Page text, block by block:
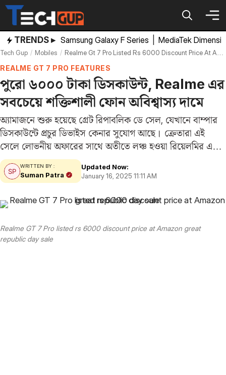
Skip
content
TRENDS ▸ Samsung Galaxy F Series MediaTek
Tech Gup Mobiles Realme Gt 7 Pro Listed Rs 6000 Discount Price At Amazon Great Republic Day Sale
REALME GT 7 PRO FEATURES
পুরো ৬০০০ টাকা ডিসকাউন্ট, Realme এর
সবচেয়ে শক্তিশালী ফোন অবিশ্বাস্য দামে
অ্যামাজনে শুরু হয়েছে গ্রেট রিপাবলিক ডে সেল, যেখানে বাম্পার
ডিসকাউন্টে প্রচুর ডিভাইস কেনার সুযোগ আছে। ক্রেতারা এই
সেলে লোভনীয় অফারের সাথে অতীতে লঞ্চ হওয়া রিয়েলমির একটি
ফ্ল্যাগশিপ ফোন কিনতে পারবেন। এই ডিভাইসের নাম Realme
GT 7 Pro। অ্যামাজন গ্রেট রিপাবলিক…
WRITTEN BY :
Suman Patra
Updated Now:
January 16, 2025 11:11 AM
Realme GT 7 Pro listed rs 6000 discount price at Amazon great
republic day sale